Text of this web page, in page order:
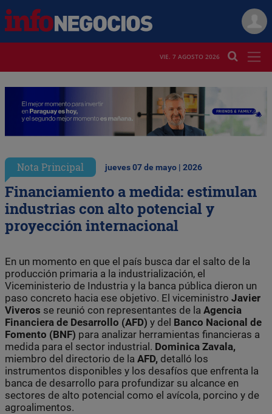
VIE. 7 AGOSTO 2026
Nota Principal jueves 07 de mayo | 2026
Financiamiento a medida: estimulan
industrias con alto potencial y
proyección internacional
En un momento en que el país busca dar el salto de la
producción primaria a la industrialización, el
Viceministerio de Industria y la banca pública dieron un
paso concreto hacia ese objetivo. El viceministro Javier
Viveros se reunió con representantes de la Agencia
Financiera de Desarrollo (AFD) y del Banco Nacional de
Fomento (BNF) para analizar herramientas financieras a
medida para el sector industrial. Dominica Zavala,
miembro del directorio de la AFD, detalló los
instrumentos disponibles y los desafíos que enfrenta la
banca de desarrollo para profundizar su alcance en
sectores de alto potencial como el avícola, porcino y de
agroalimentos.